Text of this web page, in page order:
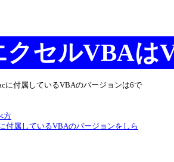
クセルVBAは
に付属しているVBAのバージョンは6で
方
付属しているVBAのバージョンをしら